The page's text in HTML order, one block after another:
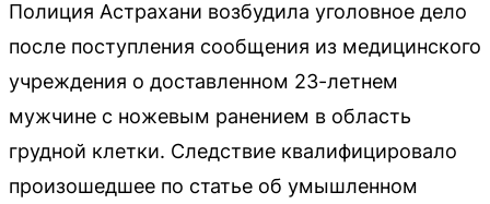
Полиция Астрахани возбудила уголовное дело
после поступления сообщения из медицинского
учреждения о доставленном 23-летнем
мужчине с ножевым ранением в область
грудной клетки. Следствие квалифицировало
произошедшее по статье об умышленном